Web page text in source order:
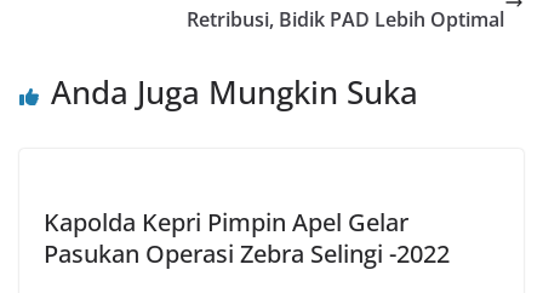
Retribusi, Bidik PAD Lebih Optimal
Anda Juga Mungkin Suka
Kapolda Kepri Pimpin Apel Gelar
Pasukan Operasi Zebra Selingi -2022